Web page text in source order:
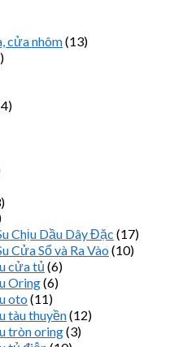
cửa nhôm(13)
Chịu Dầu Dây Đặc (17)
Cửa Sổ và Ra Vào (10)
cửa tủ (6)
Oring(6)
oto (11)
tàu thuyền(12)
tròn oring(3)